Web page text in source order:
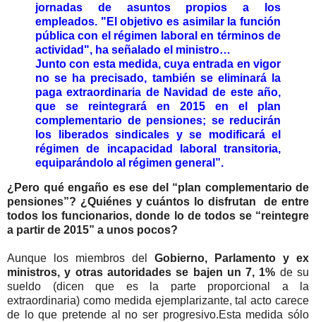
jornadas de asuntos propios a los
empleados. "El objetivo es asimilar la función
pública con el régimen laboral en términos de
actividad", ha señalado el ministro…
Junto con esta medida, cuya entrada en vigor
no se ha precisado, también se eliminará la
paga extraordinaria de Navidad de este año,
que se reintegrará en 2015 en el plan
complementario de pensiones; se reducirán
los liberados sindicales y se modificará el
régimen de incapacidad laboral transitoria,
equiparándolo al régimen general”.
¿Pero qué engaño es ese del “plan complementario de
pensiones”? ¿Quiénes y cuántos lo disfrutan de entre
todos los funcionarios, donde lo de todos se “reintegre
a partir de 2015” a unos pocos?
Aunque los miembros del Gobierno, Parlamento y ex
ministros, y otras autoridades se bajen un 7, 1% de su
sueldo (dicen que es la parte proporcional a la
extraordinaria) como medida ejemplarizante, tal acto carece
de lo que pretende al no ser progresivo.Esta medida sólo